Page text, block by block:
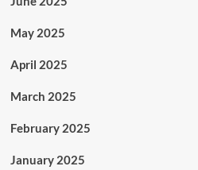
May 2025
April 2025
March 2025
February 2025
January 2025